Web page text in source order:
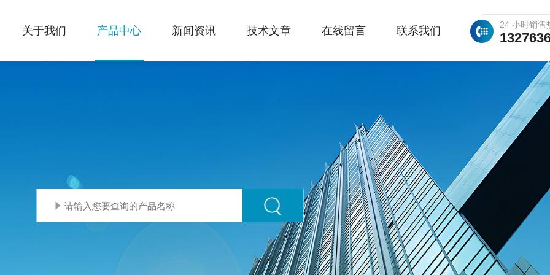
24 小时销售
关于我们 产品中心 新闻资讯 技术文章 在线留言 联系我们